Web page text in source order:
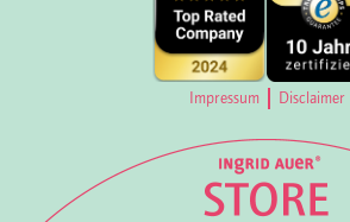
Impressum Disclaimer